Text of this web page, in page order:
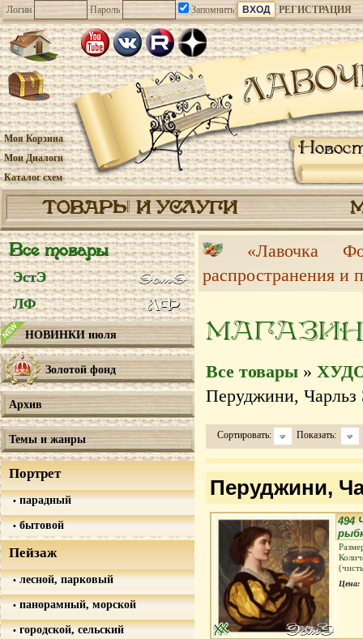
Логин Пароль Запомнить РЕГИСТРАЦИЯ
Моя Корзина
Мои Диалоги
Каталог схем
ТОВАРЫ И УСЛУГИ
Все товары
ЭстЭ
ЛФ
НОВИНКИ июля
Золотой фонд
Архив
Темы и жанры
Портрет
парадный
бытовой
Пейзаж
лесной, парковый
панорамный, морской
городской, сельский
«Лавочка
распространения и
МАГАЗИН
Все товары »
Перуджини, Чарльз
Сортировать: Показать:
Перуджини,
494
Цена: